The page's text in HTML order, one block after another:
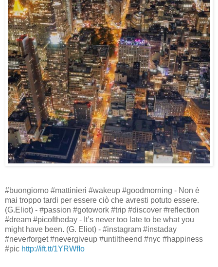
#buongiorno #mattinieri #wakeup #goodmorning - Non è
mai troppo tardi per essere ciò che avresti potuto essere.
(G.Eliot) - #passion #gotowork #trip #discover #reflection
#dream #picoftheday - It’s never too late to be what you
might have been. (G. Eliot) - #instagram #instaday
#neverforget #nevergiveup #untiltheend #nyc #happiness
#pic http://ift.tt/1YRWfIo